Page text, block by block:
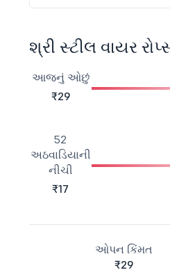
શ્રી સ્ટીલ વાયર
આજનું ઓછું
₹29
52
અઠવાડિયાની
નીચી
₹17
ઓપન કિંમત
₹29